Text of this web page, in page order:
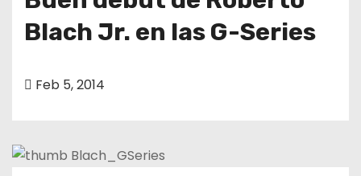
Blach Jr. en las G-Series
Feb 5, 2014